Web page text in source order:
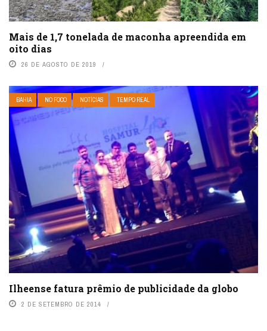
Mais de 1,7 tonelada de maconha apreendida em
oito dias
26 DE AGOSTO DE 2019
BAHIA NO FOCO NOTÍCIAS TEMPO REAL
Ilheense fatura prêmio de publicidade da globo
2 DE SETEMBRO DE 2014